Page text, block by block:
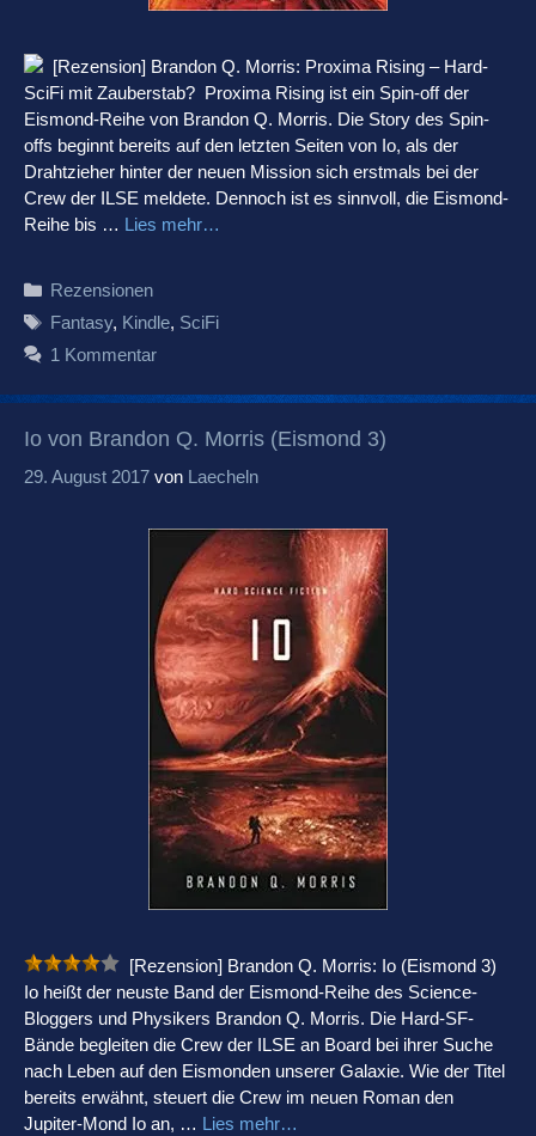
[Rezension] Brandon Q. Morris: Proxima Rising – Hard-
SciFi mit Zauberstab? Proxima Rising ist ein Spin-off der
Eismond-Reihe von Brandon Q. Morris. Die Story des Spin-
offs beginnt bereits auf den letzten Seiten von Io, als der
Drahtzieher hinter der neuen Mission sich erstmals bei der
Crew der ILSE meldete. Dennoch ist es sinnvoll, die Eismond-
Reihe bis … Lies mehr…
Kategorien
Rezensionen
Schlagwörter
Fantasy, Kindle, SciFi
1 Kommentar
Io von Brandon Q. Morris (Eismond 3)
29. August 2017 von Laecheln
[Rezension] Brandon Q. Morris: Io (Eismond 3)
Io heißt der neuste Band der Eismond-Reihe des Science-
Bloggers und Physikers Brandon Q. Morris. Die Hard-SF-
Bände begleiten die Crew der ILSE an Board bei ihrer Suche
nach Leben auf den Eismonden unserer Galaxie. Wie der Titel
bereits erwähnt, steuert die Crew im neuen Roman den
Jupiter-Mond Io an, … Lies mehr…